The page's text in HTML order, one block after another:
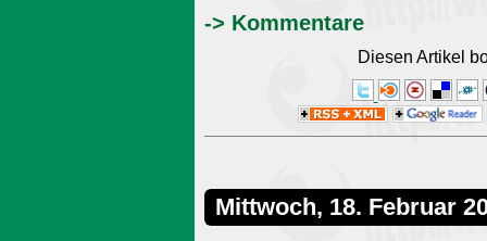
-> Kommentare
Diesen Artikel
Mittwoch, 18. Februar